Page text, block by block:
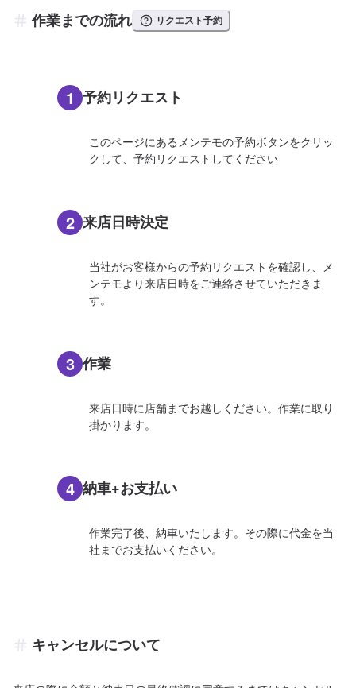
作業までの流れ リクエスト予約
1 予約リクエスト
このページにあるメンテモの予約ボタンをクリッ
クして、予約リクエストしてください
2 来店日時決定
当社がお客様からの予約リクエストを確認し、メ
ンテモより来店日時をご連絡させていただきま
す。
3 作業
来店日時に店舗までお越しください。作業に取り
掛かります。
4 納車+お支払い
作業完了後、納車いたします。その際に代金を当
社までお支払いください。
キャンセルについて